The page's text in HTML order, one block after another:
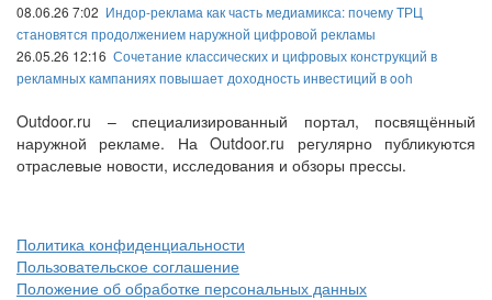
08.06.26 7:02 Индор-реклама как часть медиамикса: почему ТРЦ
становятся продолжением наружной цифровой рекламы
26.05.26 12:16 Сочетание классических и цифровых конструкций в
рекламных кампаниях повышает доходность инвестиций в ooh
Outdoor.ru – специализированный портал, посвящённый
наружной рекламе. На Outdoor.ru регулярно публикуются
отраслевые новости, исследования и обзоры прессы.
Политика конфиденциальности
Пользовательское соглашение
Положение об обработке персональных данных